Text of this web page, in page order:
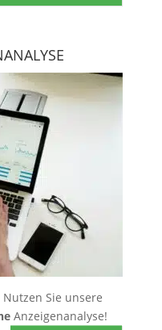
Sie unsere
Anzeigenanalyse!